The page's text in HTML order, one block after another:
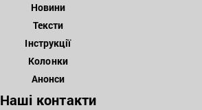
Новини
Тексти
Інструкції
Колонки
Анонси
Наші контакти